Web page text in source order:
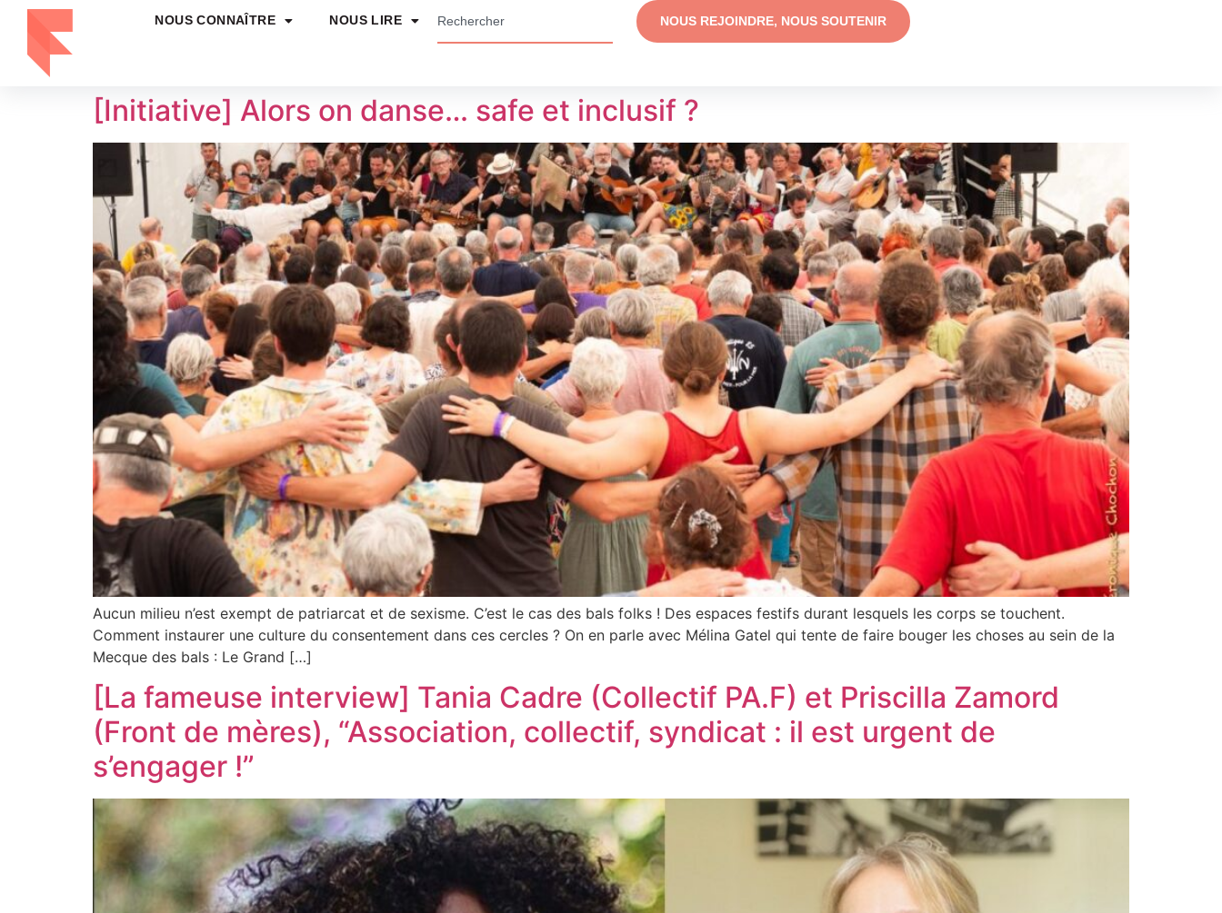
NOUS CONNAÎTRE NOUS LIRE NOUS REJOINDRE, NOUS SOUTENIR
[Initiative] Alors on danse… safe et inclusif ?
Aucun milieu n’est exempt de patriarcat et de sexisme. C’est le cas des bals folks ! Des espaces festifs durant lesquels les corps se touchent.
Comment instaurer une culture du consentement dans ces cercles ? On en parle avec Mélina Gatel qui tente de faire bouger les choses au sein de la
Mecque des bals : Le Grand […]
[La fameuse interview] Tania Cadre (Collectif PA.F) et Priscilla Zamord
(Front de mères), “Association, collectif, syndicat : il est urgent de
s’engager !”